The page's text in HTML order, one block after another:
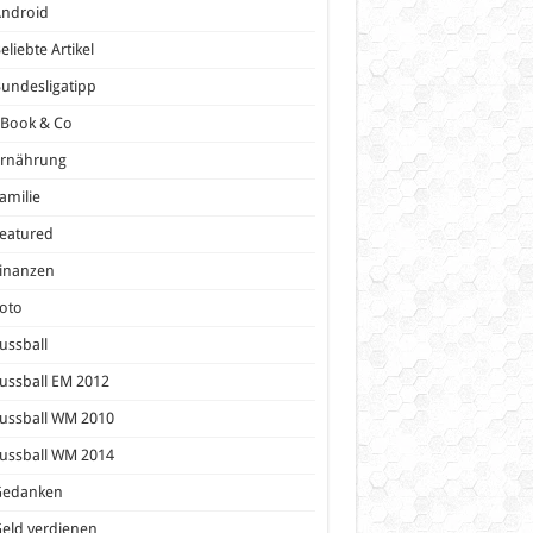
Artikel
& Co
EM 2012
WM 2010
WM 2014
verdienen